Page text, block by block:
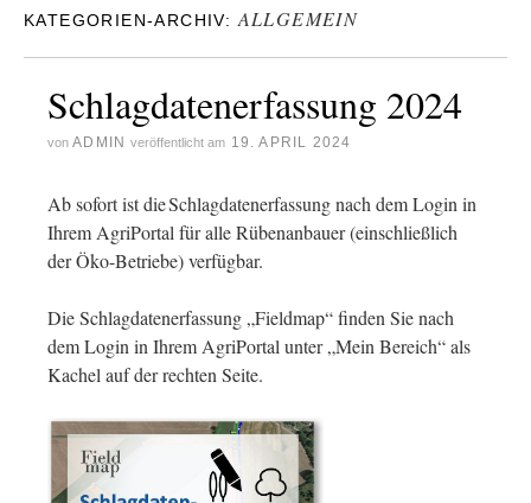
KATEGORIEN-ARCHIV: ALLGEMEIN
Schlagdatenerfassung 2024
von ADMIN veröffentlicht am 19. APRIL 2024
Ab sofort ist die Schlagdatenerfassung nach dem Login in
Ihrem AgriPortal für alle Rübenanbauer (einschließlich
der Öko-Betriebe) verfügbar.
Die Schlagdatenerfassung „Fieldmap“ finden Sie nach
dem Login in Ihrem AgriPortal unter „Mein Bereich“ als
Kachel auf der rechten Seite.